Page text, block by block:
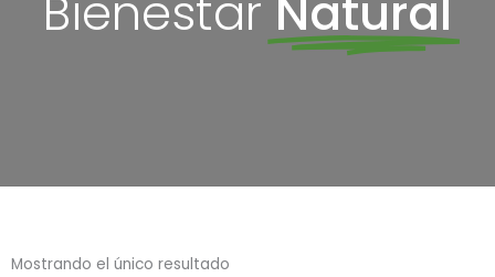
Bienestar Natural
Mostrando el único resultado